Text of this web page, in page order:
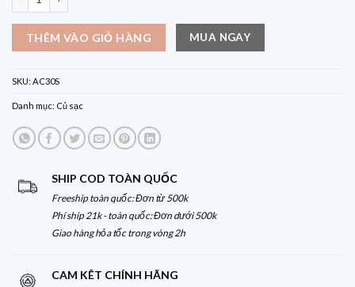
THÊM VÀO GIỎ HÀNG MUA NGAY
SKU: AC30S
Danh mục: Củ sạc
SHIP COD TOÀN QUỐC
Freeship toàn quốc: Đơn từ 500k
Phí ship 21k - toàn quốc: Đơn dưới 500k
Giao hàng hỏa tốc trong vòng 2h
CAM KÊT CHÍNH HÃNG